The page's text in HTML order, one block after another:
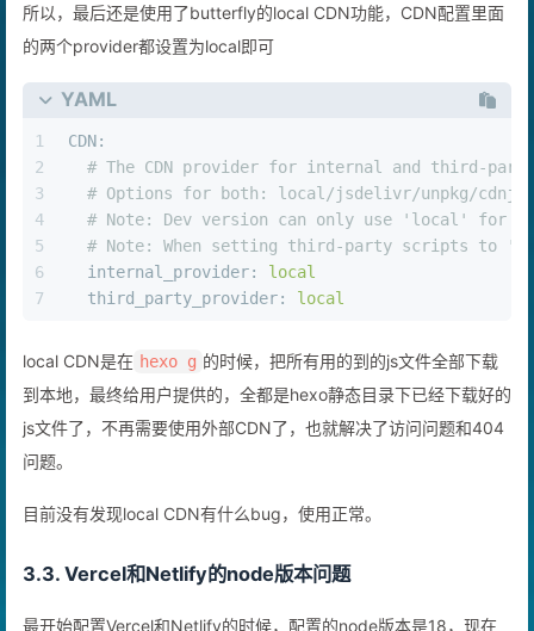
所以，最后还是使用了butterfly的local CDN功能，CDN配置里面
的两个provider都设置为local即可
YAML
1
2
3
4
5
6
7
CDN:
# The CDN provider for internal and third-
# Options for both: local/jsdelivr/unpkg/cdnjs/
# Note:
Dev version can only use 'local' for
# Note:
When setting third-party scripts to
internal_provider:
local
third_party_provider:
local
local CDN是在 hexo g ​的时候，把所有用的到的js文件全部下载
到本地，最终给用户提供的，全都是hexo静态目录下已经下载好的
js文件了，不再需要使用外部CDN了，也就解决了访问问题和404
问题。
目前没有发现local CDN有什么bug，使用正常。
3.3. Vercel和Netlify的node版本问题
最开始配置Vercel和Netlify的时候，配置的node版本是18，现在